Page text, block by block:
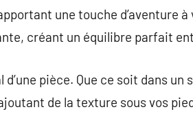
une touche d’aventure
créant un équilibre parfait
pièce. Que ce soit dans un
de la texture sous vos